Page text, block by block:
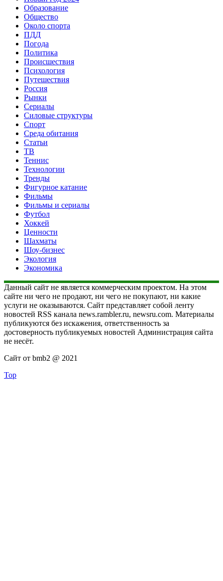
Образование
Общество
Около спорта
ПДД
Погода
Политика
Происшествия
Психология
Путешествия
Россия
Рынки
Сериалы
Силовые структуры
Спорт
Среда обитания
Статьи
ТВ
Теннис
Технологии
Тренды
Фигурное катание
Фильмы
Фильмы и сериалы
Футбол
Хоккей
Ценности
Шахматы
Шоу-бизнес
Экология
Экономика
Данный сайт не является коммерческим проектом. На этом
сайте ни чего не продают, ни чего не покупают, ни какие
услуги не оказываются. Сайт представляет собой ленту
новостей RSS канала news.rambler.ru, newsru.com. Материалы
публикуются без искажения, ответственность за
достоверность публикуемых новостей Администрация сайта
не несёт.
Сайт от bmb2 @ 2021
Top